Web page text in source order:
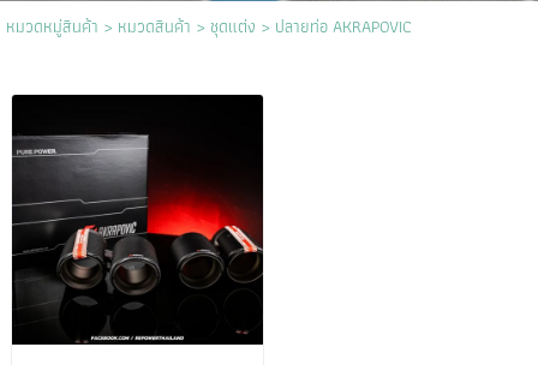
หมวดหมู่สินค้า > หมวดสินค้า > ชุดแต่ง > ปลายท่อ AKRAPOVIC